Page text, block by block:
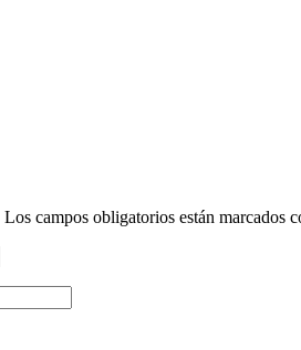
Los campos obligatorios están marcados